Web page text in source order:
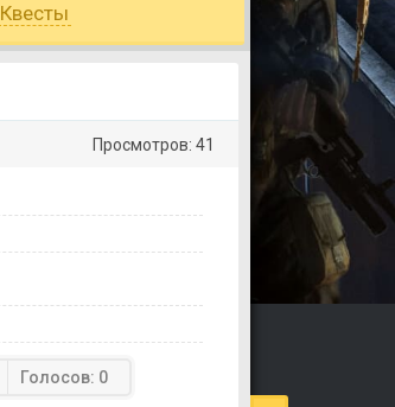
Квесты
Просмотров: 41
Голосов: 0